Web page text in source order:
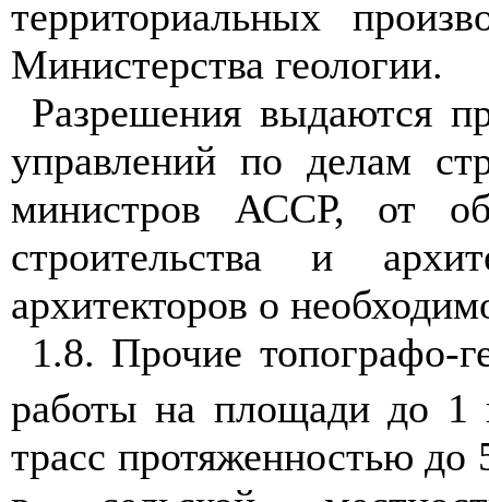
территориальных прои
Министерства геологии.
Разрешения выдаются п
управлений по делам
министров АССР, от
строительства и
архитекторов о необходи
1.8. Прочие топографо-
работы на площадидо 1
трасс протяженностью до